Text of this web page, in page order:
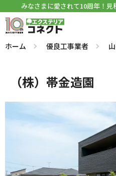
みなさまに愛されて10周年！見
ホーム 優良工事業者
（株）帯金造園